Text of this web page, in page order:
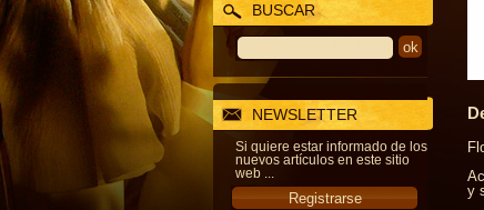
BUSCAR
NEWSLETTER
Si quiere estar informado de los
nuevos artículos en este sitio
web ...
y